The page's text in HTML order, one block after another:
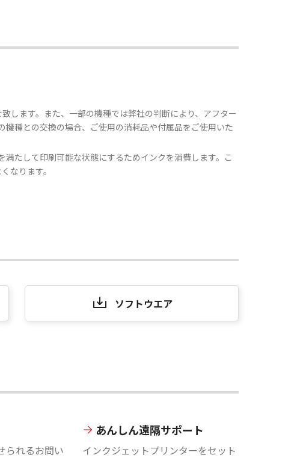
します。また、一部の機種では弊社の判断により、アフター
種との交換の場合、ご使用の消耗品や付属品をご使用いた
たして印刷可能な状態にするためインクを消費します。こ
なります。
ソフトウエア
られるお問い
あんしん遠隔サポート
インクジェットプリンターをセット